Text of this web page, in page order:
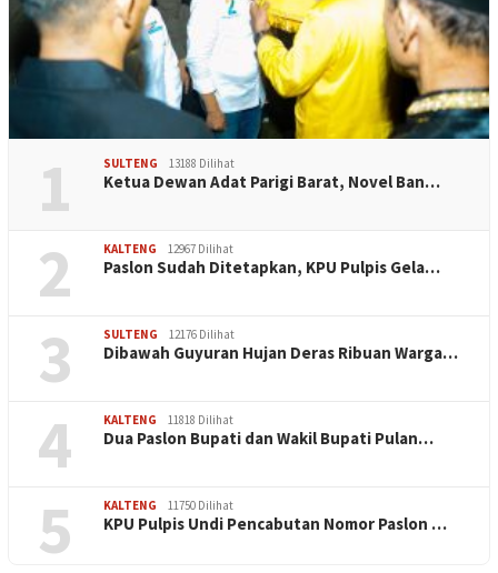
1 SULTENG 13188 Dilihat
Ketua Dewan Adat Parigi Barat, Novel Ban…
2 KALTENG 12967 Dilihat
Paslon Sudah Ditetapkan, KPU Pulpis Gela…
3 SULTENG 12176 Dilihat
Dibawah Guyuran Hujan Deras Ribuan Warga…
4 KALTENG 11818 Dilihat
Dua Paslon Bupati dan Wakil Bupati Pulan…
5 KALTENG 11750 Dilihat
KPU Pulpis Undi Pencabutan Nomor Paslon …